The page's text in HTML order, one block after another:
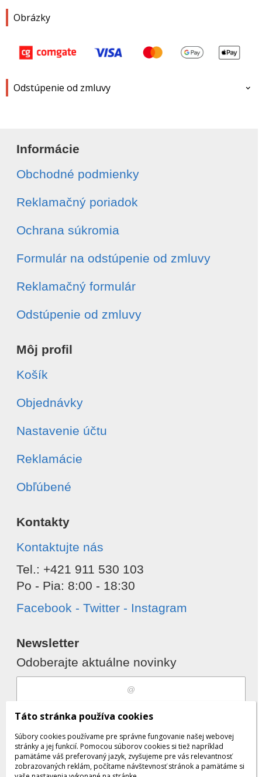
Obrázky
Odstúpenie od zmluvy
E-mail*
Číslo objednávky*
Dátum vytvorenia objednávky*
Typ odstúpenia
Celá objednávka
Informácie
Obchodné podmienky
Reklamačný poriadok
Ochrana súkromia
Formulár na odstúpenie od zmluvy
Reklamačný formulár
Odstúpenie od zmluvy
Môj profil
Košík
Objednávky
Nastavenie účtu
Reklamácie
Obľúbené
Kontakty
Kontaktujte nás
Tel.: +421 911 530 103
Po - Pia: 8:00 - 18:30
Facebook - Twitter - Instagram
Newsletter
Odoberajte aktuálne novinky
Súhlasím sspracovaním osobných
údajov
Odobrať Pridať
Táto stránka používa cookies
Súbory cookies používame pre správne fungovanie našej webovej
stránky a jej funkcií. Pomocou súborov cookies si tiež napríklad
pamätáme váš preferovaný jazyk, zvyšujeme pre vás relevantnosť
zobrazovaných reklám, počítame návštevnosť stránok a pamätáme si